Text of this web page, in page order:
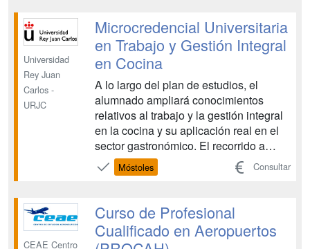
para ambas partes. Para ello te
preparamos para ...
Universidad
Rey Juan
Carlos -
URJC
Microcredencial Universitaria
en Trabajo y Gestión Integral
en Cocina
A lo largo del plan de estudios, el
alumnado ampliará conocimientos
relativos al trabajo y la gestión integral
en la cocina y su aplicación real en el
sector gastronómico. El recorrido a
través de la gestión le permitirá
mantener el control, tanto en higiene,
en la gestión de personal y almacenes,
planificació...
Móstoles Consultar
CEAE Centro
Curso de Profesional
Cualificado en Aeropuertos